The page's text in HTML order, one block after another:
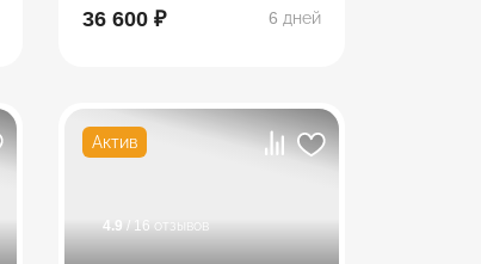
36 600 ₽ 6 дней
Актив
4.9 / 16 отзывов